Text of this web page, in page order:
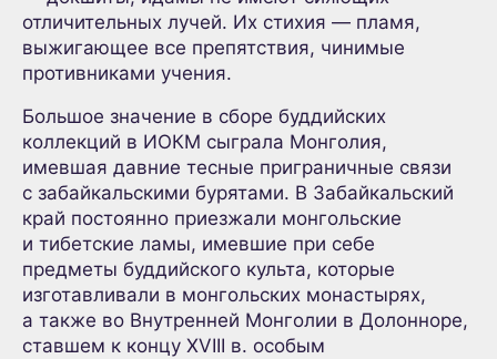
отличительных лучей. Их стихия — пламя,
выжигающее все препятствия, чинимые
противниками учения.
Большое значение в сборе буддийских
коллекций в ИОКМ сыграла Монголия,
имевшая давние тесные приграничные связи
с забайкальскими бурятами. В Забайкальский
край постоянно приезжали монгольские
и тибетские ламы, имевшие при себе
предметы буддийского культа, которые
изготавливали в монгольских монастырях,
а также во Внутренней Монголии в Долонноре,
ставшем к концу XVIII в. особым